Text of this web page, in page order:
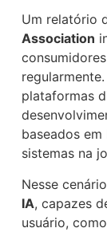
Um relatório
Association
plataformas
baseados
sistemas na
Nesse
IA, capazes
usuário,